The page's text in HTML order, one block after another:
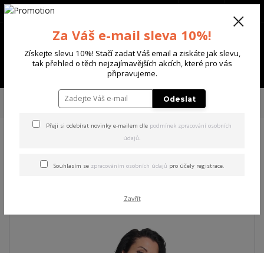
Menu
+420 702 136 620
TRIČKA & TÍLKA
Yakuza dámské tílko PNX Curved
Crew Neck T-Shirt
Curved Crew Neck T-Shirt
Za Váš e-mail sleva 10%!
Získejte slevu 10%! Stačí zadat Váš email a ziskáte jak slevu,
tak přehled o těch nejzajímavějších akcích, které pro vás
připravujeme.
Odeslat
Přeji si odebírat novinky e-mailem dle podmínek zpracování osobních
údajů.
Souhlasím se zpracováním osobních údajů pro účely registrace.
Zavřít